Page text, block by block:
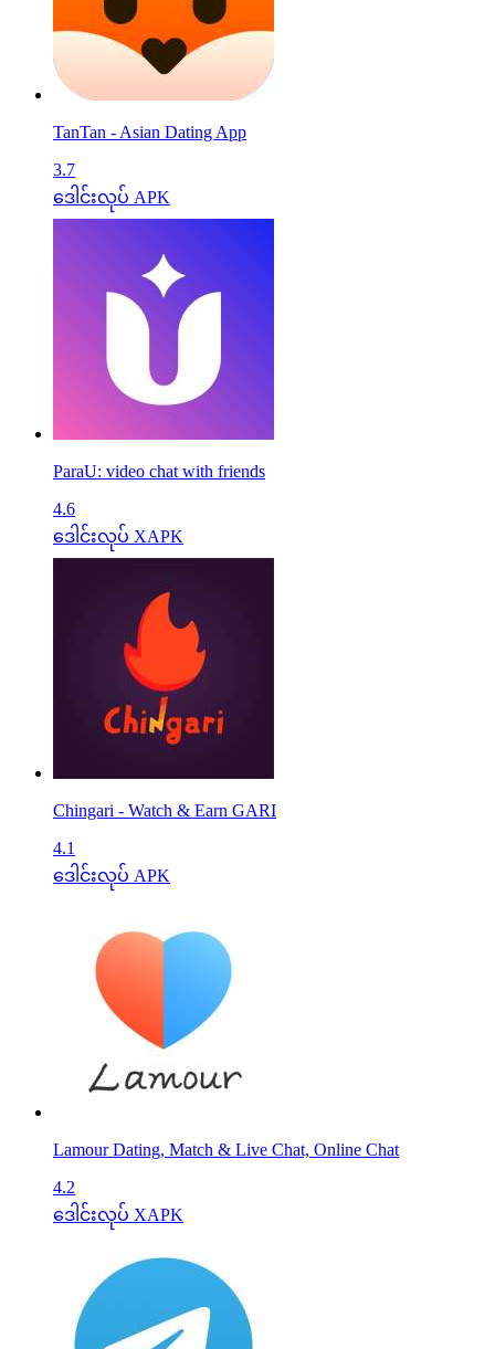
TanTan - Asian Dating App
3.7
ဒေါင်းလုပ် APK
ParaU: video chat with friends
4.6
ဒေါင်းလုပ် XAPK
Chingari - Watch & Earn GARI
4.1
ဒေါင်းလုပ် APK
Lamour Dating, Match & Live Chat, Online Chat
4.2
ဒေါင်းလုပ် XAPK